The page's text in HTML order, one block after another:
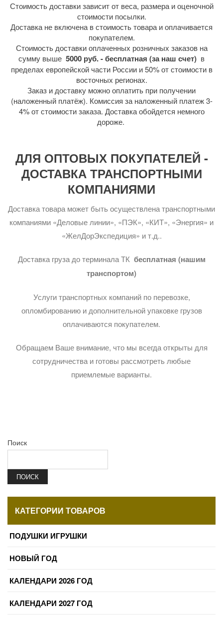
Стоимость доставки зависит от веса, размера и оценочной
стоимости посылки.
Доставка не включена в стоимость товара и оплачивается
покупателем.
Стоимость доставки оплаченных розничных заказов на
сумму выше 5000 руб. - бесплатная (за наш счет) в
пределах европейской части России и 50% от стоимости в
восточных регионах.
Заказ и доставку можно оплатить при получении
(наложенный платёж). Комиссия за наложенный платеж 3-
4% от стоимости заказа. Доставка обойдется немного
дороже.
ДЛЯ ОПТОВЫХ ПОКУПАТЕЛЕЙ -
ДОСТАВКА ТРАНСПОРТНЫМИ
КОМПАНИЯМИ
Доставка товара может быть осуществлена транспортными
компаниями «Деловые линии», «ПЭК», «КИТ», «Энергия» и
«ЖелДорЭкспедиция» и т.д..
Доставка груза до терминала ТК бесплатная (нашим
транспортом)
Услуги транспортных компаний по перевозке,
опломбированию и дополнительной упаковке грузов
оплачиваются покупателем.
Обращаем Ваше внимание, что мы всегда открыты для
сотрудничества и готовы рассмотреть любые
приемлемые варианты.
Поиск
ПОИСК
КАТЕГОРИИ ТОВАРОВ
ПОДУШКИ ИГРУШКИ
НОВЫЙ ГОД
КАЛЕНДАРИ 2026 ГОД
КАЛЕНДАРИ 2027 ГОД